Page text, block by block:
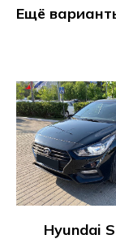
Ещё
Hyundai